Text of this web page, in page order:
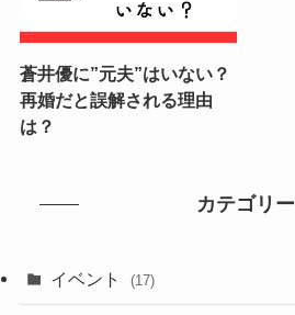
蒼井優に”元夫”はいない？
再婚だと誤解される理由
は？
カテゴリー
イベント (17)